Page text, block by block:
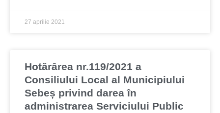
27 aprilie 2021
Hotărârea nr.119/2021 a
Consiliului Local al Municipiului
Sebeș privind darea în
administrarea Serviciului Public